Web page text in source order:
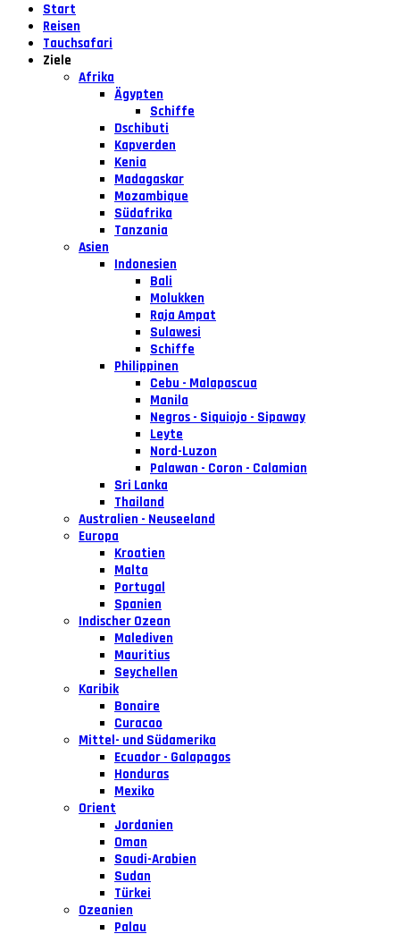
Start
Reisen
Tauchsafari
Ziele
Afrika
Ägypten
Schiffe
Dschibuti
Kapverden
Kenia
Madagaskar
Mozambique
Südafrika
Tanzania
Asien
Indonesien
Bali
Molukken
Raja Ampat
Sulawesi
Schiffe
Philippinen
Cebu - Malapascua
Manila
Negros - Siquiojo - Sipaway
Leyte
Nord-Luzon
Palawan - Coron - Calamian
Sri Lanka
Thailand
Australien - Neuseeland
Europa
Kroatien
Malta
Portugal
Spanien
Indischer Ozean
Malediven
Mauritius
Seychellen
Karibik
Bonaire
Curacao
Mittel- und Südamerika
Ecuador - Galapagos
Honduras
Mexiko
Orient
Jordanien
Oman
Saudi-Arabien
Sudan
Türkei
Ozeanien
Palau